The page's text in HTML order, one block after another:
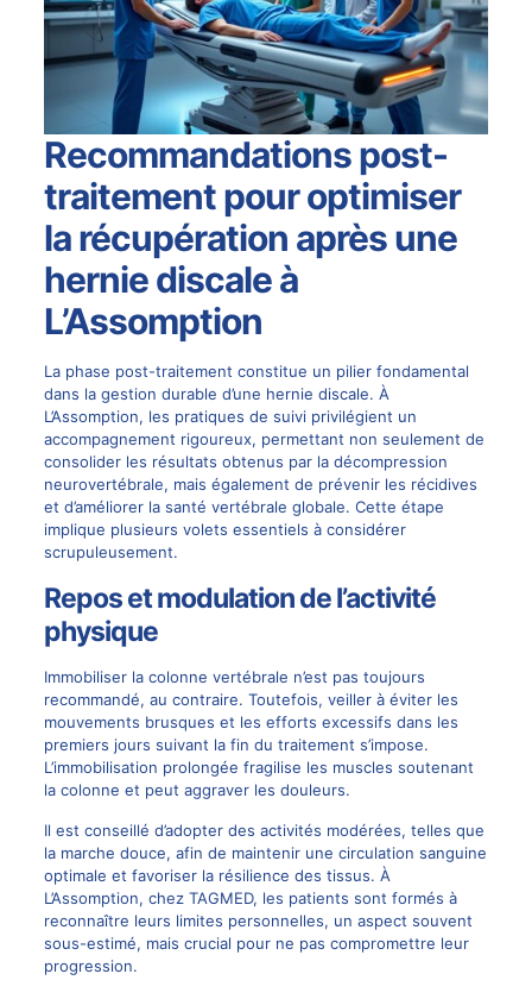
Recommandations post-
traitement pour optimiser
la récupération après une
hernie discale à
L’Assomption
La phase post-traitement constitue un pilier fondamental
dans la gestion durable d’une hernie discale. À
L’Assomption, les pratiques de suivi privilégient un
accompagnement rigoureux, permettant non seulement de
consolider les résultats obtenus par la décompression
neurovertébrale, mais également de prévenir les récidives
et d’améliorer la santé vertébrale globale. Cette étape
implique plusieurs volets essentiels à considérer
scrupuleusement.
Repos et modulation de l’activité
physique
Immobiliser la colonne vertébrale n’est pas toujours
recommandé, au contraire. Toutefois, veiller à éviter les
mouvements brusques et les efforts excessifs dans les
premiers jours suivant la fin du traitement s’impose.
L’immobilisation prolongée fragilise les muscles soutenant
la colonne et peut aggraver les douleurs.
Il est conseillé d’adopter des activités modérées, telles que
la marche douce, afin de maintenir une circulation sanguine
optimale et favoriser la résilience des tissus. À
L’Assomption, chez TAGMED, les patients sont formés à
reconnaître leurs limites personnelles, un aspect souvent
sous-estimé, mais crucial pour ne pas compromettre leur
progression.